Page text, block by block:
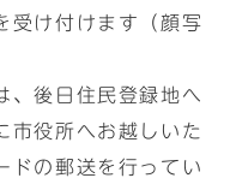
受け付けます（顔写
、後日住民登録地へ
市役所へお越しいた
ドの郵送を行ってい